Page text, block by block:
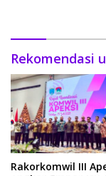
Rekomendasi
Rakorkomwil III